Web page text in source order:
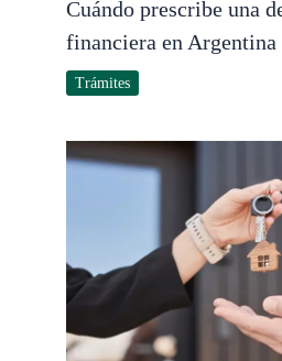
Cuándo prescribe una
financiera en Argentina
Trámites